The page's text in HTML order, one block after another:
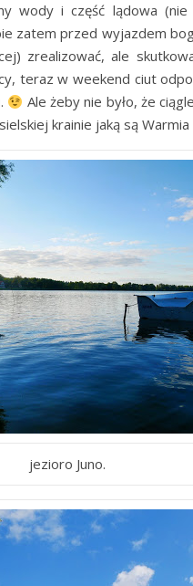
wody i część lądowa
zatem przed wyjazdem
zrealizować, ale
teraz w weekend ciut
Ale żeby nie było, że
krainie jaką są Warmia
jezioro Juno.